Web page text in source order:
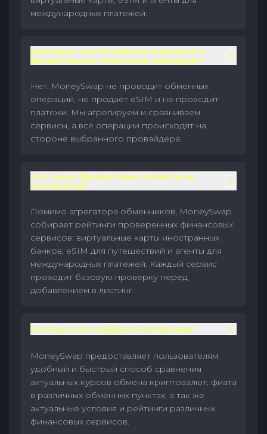
международных платежей.
Проводит ли MoneySwap операции с
финансовыми сервисами напрямую?
Нет. MoneySwap не проводит обменных
операций, не продаёт eSIM и не проводит
платежи. Мы агрегируем и сравниваем
сервисы, а все операции происходят на
стороне выбранного провайдера.
Что такое финансовые сервисы на
MoneySwap?
Помимо агрегатора обменников, MoneySwap
собирает рейтинги проверенных финансовых
сервисов: виртуальные карты иностранных
банков, eSIM для путешествий и агенты для
международных платежей. Каждый сервис
проходит базовую проверку перед
добавлением в листинг.
Почему стоит выбрать MoneySwap?
MoneySwap предоставляет пользователям
удобный и быстрый способ сравнения
актуальных курсов обмена криптовалют, фиата
в различных обменных пунктах, а так же
актуальные условия и рейтинги различных
финансовых сервисов.